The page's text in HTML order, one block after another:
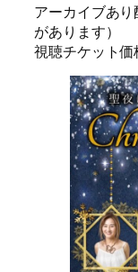
アーカイブあ
があります）
視聴チケット